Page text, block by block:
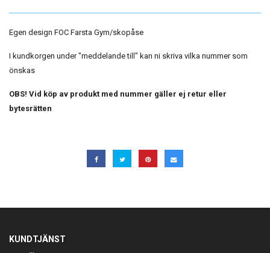
Egen design FOC Farsta Gym/skopåse
I kundkorgen under "meddelande till" kan ni skriva vilka nummer som
önskas
OBS! Vid köp av produkt med nummer gäller ej retur eller
bytesrätten
KUNDTJÄNST